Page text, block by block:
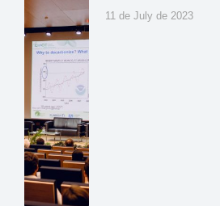
11 de July de 2023